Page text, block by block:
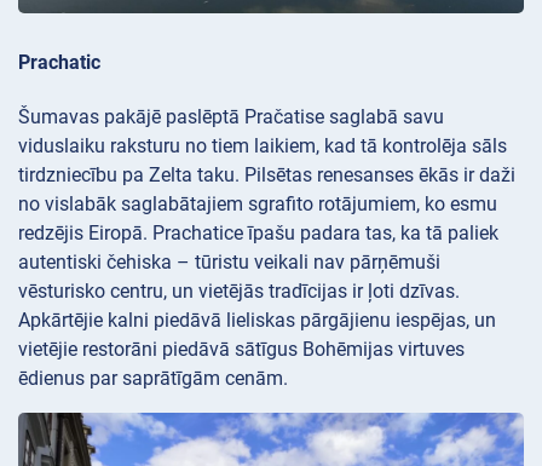
Prachatic
Šumavas pakājē paslēptā Pračatise saglabā savu
viduslaiku raksturu no tiem laikiem, kad tā kontrolēja sāls
tirdzniecību pa Zelta taku. Pilsētas renesanses ēkās ir daži
no vislabāk saglabātajiem sgrafito rotājumiem, ko esmu
redzējis Eiropā. Prachatice īpašu padara tas, ka tā paliek
autentiski čehiska – tūristu veikali nav pārņēmuši
vēsturisko centru, un vietējās tradīcijas ir ļoti dzīvas.
Apkārtējie kalni piedāvā lieliskas pārgājienu iespējas, un
vietējie restorāni piedāvā sātīgus Bohēmijas virtuves
ēdienus par saprātīgām cenām.